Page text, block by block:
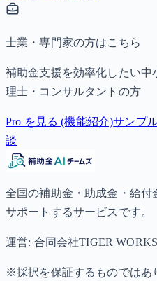
士業・専門家の方はこちら
補助金支援を効率化したい
理士・コンサルタントの方
Pro を見る (機能紹介)サンプ
談
全国の補助金・助成金・給
サポートするサービスです。
運営: 合同会社TIGER WORKS
※採択を保証するものではあ